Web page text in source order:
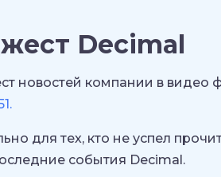
Decimal
новостей компании в видео
для тех, кто не успел
события Decimal.